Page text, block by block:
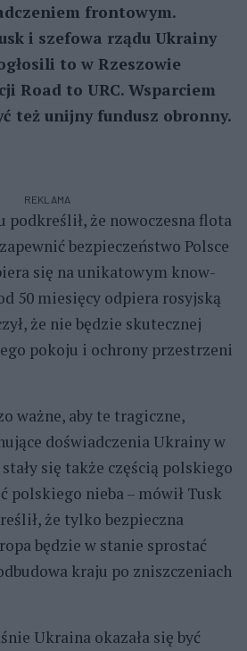
frontowym.
i szefowa rządu Ukrainy
to w Rzeszowie
Road to URC. Wsparciem
też unijny fundusz obronny.
REKLAMA
podkreślił, że nowoczesna flota
bezpieczeństwo Polsce
się na unikatowym know-
50 miesięcy odpiera rosyjską
że nie będzie skutecznej
pokoju i ochrony przestrzeni
ważne, aby te tragiczne,
doświadczenia Ukrainy w
się także częścią polskiego
polskiego nieba – mówił Tusk
że tylko bezpieczna
będzie w stanie sprostać
kraju po zniszczeniach
Ukraina okazała się być